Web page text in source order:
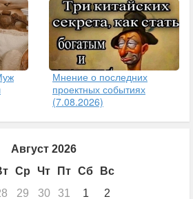
Мнение о последних
проектных событиях
(7.08.2026)
Август 2026
Ср Чт Пт Сб
Вс
29 30 31 1 2